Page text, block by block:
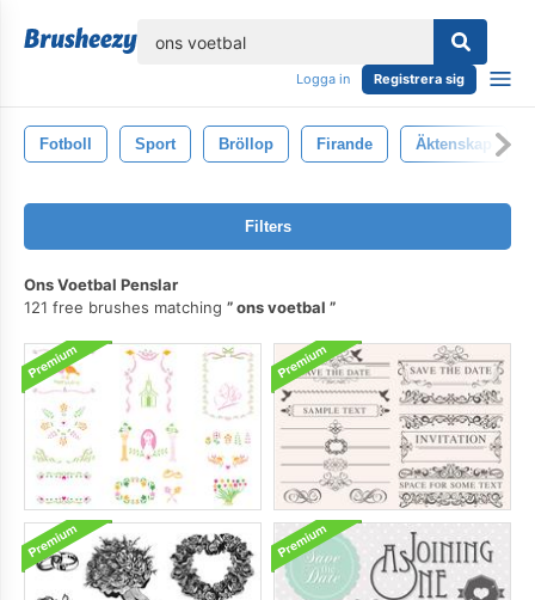
Logga in Registrera sig
Fotboll Sport Bröllop Firande Äktenskap
Filters
Ons Voetbal Penslar
121 free brushes matching
ons voetbal